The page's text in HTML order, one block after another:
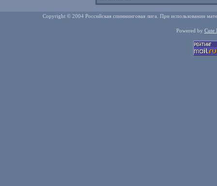
Copyright © 2004 Российская спиннинговая лига. При использовании
Powered by Cute